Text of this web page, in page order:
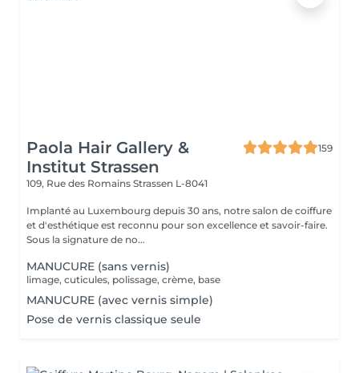
Paola Hair Gallery &
Institut Strassen
159
109, Rue des Romains Strassen L-8041
Implanté au Luxembourg depuis 30 ans, notre salon de coiffure
et d'esthétique est reconnu pour son excellence et savoir-faire.
Sous la signature de no...
MANUCURE (sans vernis)
limage, cuticules, polissage, crème, base
MANUCURE (avec vernis simple)
Pose de vernis classique seule